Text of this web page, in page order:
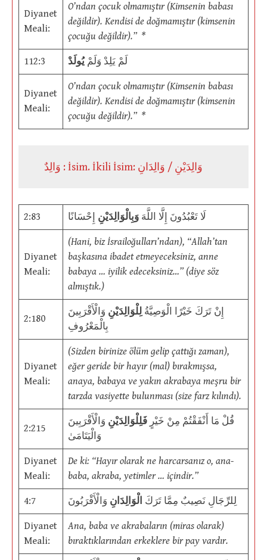
Diyanet
Meali:
O’ndan çocuk olmamıştır (Kimsenin babası
değildir). Kendisi de doğmamıştır (kimsenin
çocuğu değildir).” *
112:3 لَمْ يَلِدْ وَلَمْيُولَدْ
Diyanet
Meali:
O’ndan çocuk olmamıştır (Kimsenin babası
değildir). Kendisi de doğmamıştır (kimsenin
çocuğu değildir).” *
وَالِدٌ : İsim. İkili İsim: وَالِدَيْنِ / وَالِدَانِ
2:83 لَا تَعْبُدُونَ إِلَّا اللَّهَ وَبِالْوَالِدَيْنِ إِحْسَانًا
Diyanet
Meali:
(Hani, biz İsrailoğulları’ndan), “Allah’tan
başkasına ibadet etmeyeceksiniz, anne
babaya … iyilik edeceksiniz…” (diye söz
almıştık.)
2:180
إِنْ تَرَكَ خَيْرًا الْوَصِيَّةُلِلْوَالِدَيْنِ وَالْأَقْرَبِينَ
بِالْمَعْرُوفِ
Diyanet
Meali:
(Sizden birinize ölüm gelip çattığı zaman),
eğer geride bir hayır (mal) bırakmışsa,
anaya, babaya ve yakın akrabaya meşru bir
tarzda vasiyette bulunması (size farz kılındı).
2:215
قُلْ مَا أَنْفَقْتُمْ مِنْ خَيْرٍ فَلِلْوَالِدَيْنِ وَالْأَقْرَبِينَ
وَالْيَتَامَىٰ
Diyanet
Meali:
De ki: “Hayır olarak ne harcarsanız o, ana-
baba, akraba, yetimler … içindir.”
4:7 لِلرِّجَالِ نَصِيبٌ مِمَّا تَرَكَ الْوَالِدَانِ وَالْأَقْرَبُونَ
Diyanet
Meali:
Ana, baba ve akrabaların (miras olarak)
bıraktıklarından erkeklere bir pay vardır.